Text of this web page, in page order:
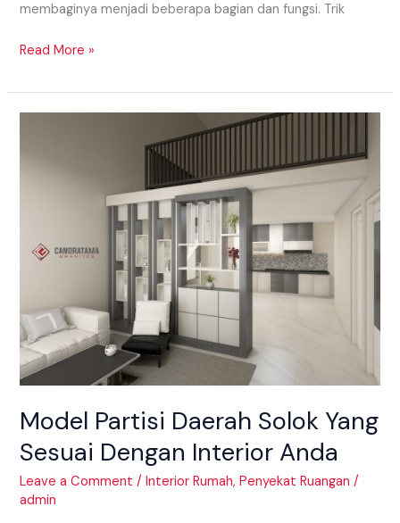
membaginya menjadi beberapa bagian dan fungsi. Trik
Read More »
Model Partisi Daerah Solok Yang
Sesuai Dengan Interior Anda
Leave a Comment /Interior Rumah,Penyekat Ruangan /
admin
Dengan